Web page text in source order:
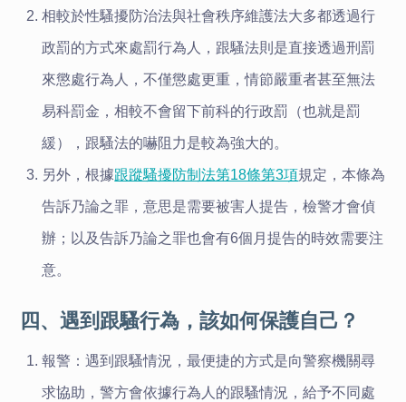
相較於性騷擾防治法與社會秩序維護法大多都透過行
政罰的方式來處罰行為人，跟騷法則是直接透過刑罰
來懲處行為人，不僅懲處更重，情節嚴重者甚至無法
易科罰金，相較不會留下前科的行政罰（也就是罰
緩），跟騷法的嚇阻力是較為強大的。
另外，根據跟蹤騷擾防制法第18條第3項規定，本條為
告訴乃論之罪，意思是需要被害人提告，檢警才會偵
辦；以及告訴乃論之罪也會有6個月提告的時效需要注
意。
四、遇到跟騷行為，該如何保護自己？
報警：遇到跟騷情況，最便捷的方式是向警察機關尋
求協助，警方會依據行為人的跟騷情況，給予不同處